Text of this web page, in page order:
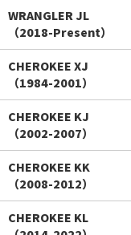
WRANGLER JL
（2018-Present）
CHEROKEE XJ
（1984-2001）
CHEROKEE KJ
（2002-2007）
CHEROKEE KK
（2008-2012）
CHEROKEE KL